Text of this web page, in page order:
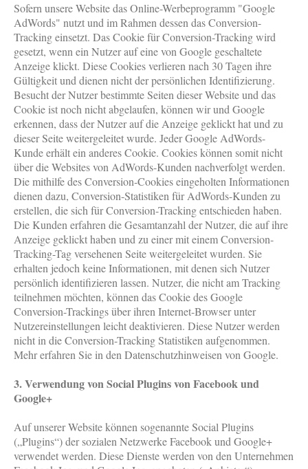
Sofern unsere Website das Online-Werbeprogramm "Google
AdWords" nutzt und im Rahmen dessen das Conversion-
Tracking einsetzt. Das Cookie für Conversion-Tracking wird
gesetzt, wenn ein Nutzer auf eine von Google geschaltete
Anzeige klickt. Diese Cookies verlieren nach 30 Tagen ihre
Gültigkeit und dienen nicht der persönlichen Identifizierung.
Besucht der Nutzer bestimmte Seiten dieser Website und das
Cookie ist noch nicht abgelaufen, können wir und Google
erkennen, dass der Nutzer auf die Anzeige geklickt hat und zu
dieser Seite weitergeleitet wurde. Jeder Google AdWords-
Kunde erhält ein anderes Cookie. Cookies können somit nicht
über die Websites von AdWords-Kunden nachverfolgt werden.
Die mithilfe des Conversion-Cookies eingeholten Informationen
dienen dazu, Conversion-Statistiken für AdWords-Kunden zu
erstellen, die sich für Conversion-Tracking entschieden haben.
Die Kunden erfahren die Gesamtanzahl der Nutzer, die auf ihre
Anzeige geklickt haben und zu einer mit einem Conversion-
Tracking-Tag versehenen Seite weitergeleitet wurden. Sie
erhalten jedoch keine Informationen, mit denen sich Nutzer
persönlich identifizieren lassen. Nutzer, die nicht am Tracking
teilnehmen möchten, können das Cookie des Google
Conversion-Trackings über ihren Internet-Browser unter
Nutzereinstellungen leicht deaktivieren. Diese Nutzer werden
nicht in die Conversion-Tracking Statistiken aufgenommen.
Mehr erfahren Sie in den Datenschutzhinweisen von Google.
3. Verwendung von Social Plugins von Facebook und
Google+
Auf unserer Website können sogenannte Social Plugins
(„Plugins“) der sozialen Netzwerke Facebook und Google+
verwendet werden. Diese Dienste werden von den Unternehmen